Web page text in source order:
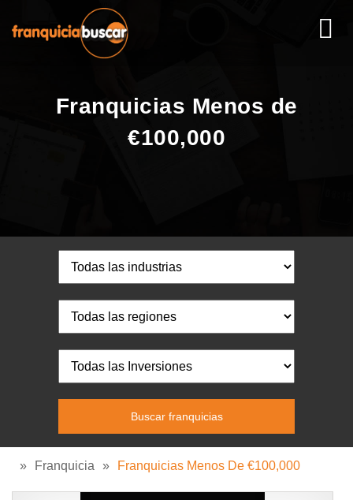
Franquicias Menos de
€100,000
» Franquicia » Franquicias Menos De €100,000